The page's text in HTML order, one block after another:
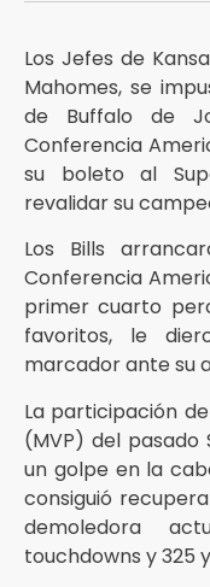
Los Jefes de
Mahomes, se
de Buffalo de
Conferencia
su boleto al
revalidar su
Los Bills
Conferencia
primer cuarto
favoritos, le
marcador ante su
La participación
(MVP) del pasado
un golpe en la
consiguió
demoledora
touchdowns y 325